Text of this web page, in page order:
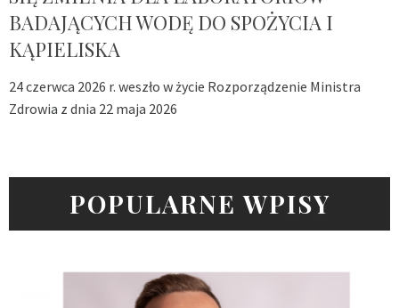
BADAJĄCYCH WODĘ DO SPOŻYCIA I
KĄPIELISKA
24 czerwca 2026 r. weszło w życie Rozporządzenie Ministra
Zdrowia z dnia 22 maja 2026
POPULARNE WPISY